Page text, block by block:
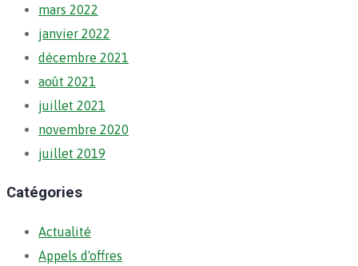
mars 2022
janvier 2022
décembre 2021
août 2021
juillet 2021
novembre 2020
juillet 2019
Catégories
Actualité
Appels d'offres